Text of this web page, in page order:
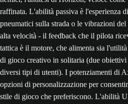
raffinata. L'abilità passiva è l'esperienza
pneumatici sulla strada o le vibrazioni
alta velocità - il feedback che il pilota
tattica è il motore, che alimenta sia
di gioco creativo in solitaria (due
diversi tipi di utenti). I potenziamenti di
opzioni di personalizzazione per
stile di gioco che preferiscono. L'abilità